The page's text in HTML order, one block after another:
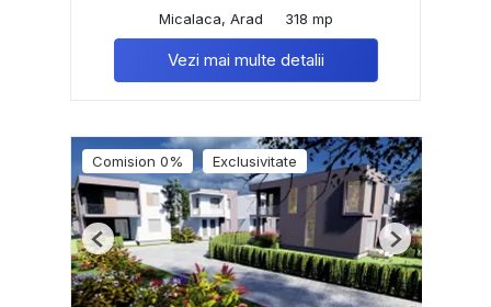
Micalaca, Arad
318 mp
Vezi mai multe detalii
Comision 0% Exclusivitate
Previous Next